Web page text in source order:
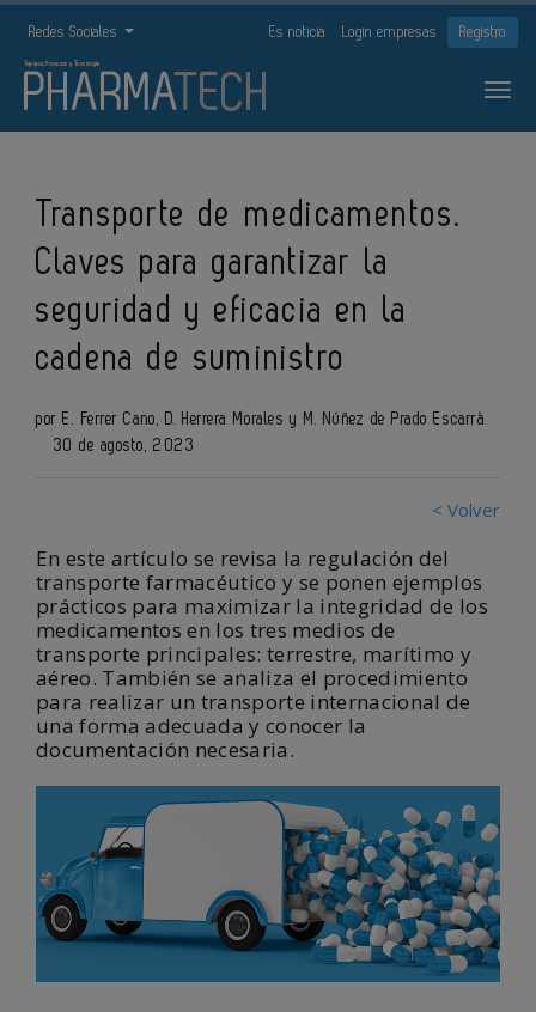
Redes Sociales Es noticia Login empresas Registro
Transporte de medicamentos.
Claves para garantizar la
seguridad y eficacia en la
cadena de suministro
por E. Ferrer Cano, D. Herrera Morales y M. Núñez de Prado Escarrà
30 de agosto, 2023
< Volver
En este artículo se revisa la regulación del
transporte farmacéutico y se ponen ejemplos
prácticos para maximizar la integridad de los
medicamentos en los tres medios de
transporte principales: terrestre, marítimo y
aéreo. También se analiza el procedimiento
para realizar un transporte internacional de
una forma adecuada y conocer la
documentación necesaria.